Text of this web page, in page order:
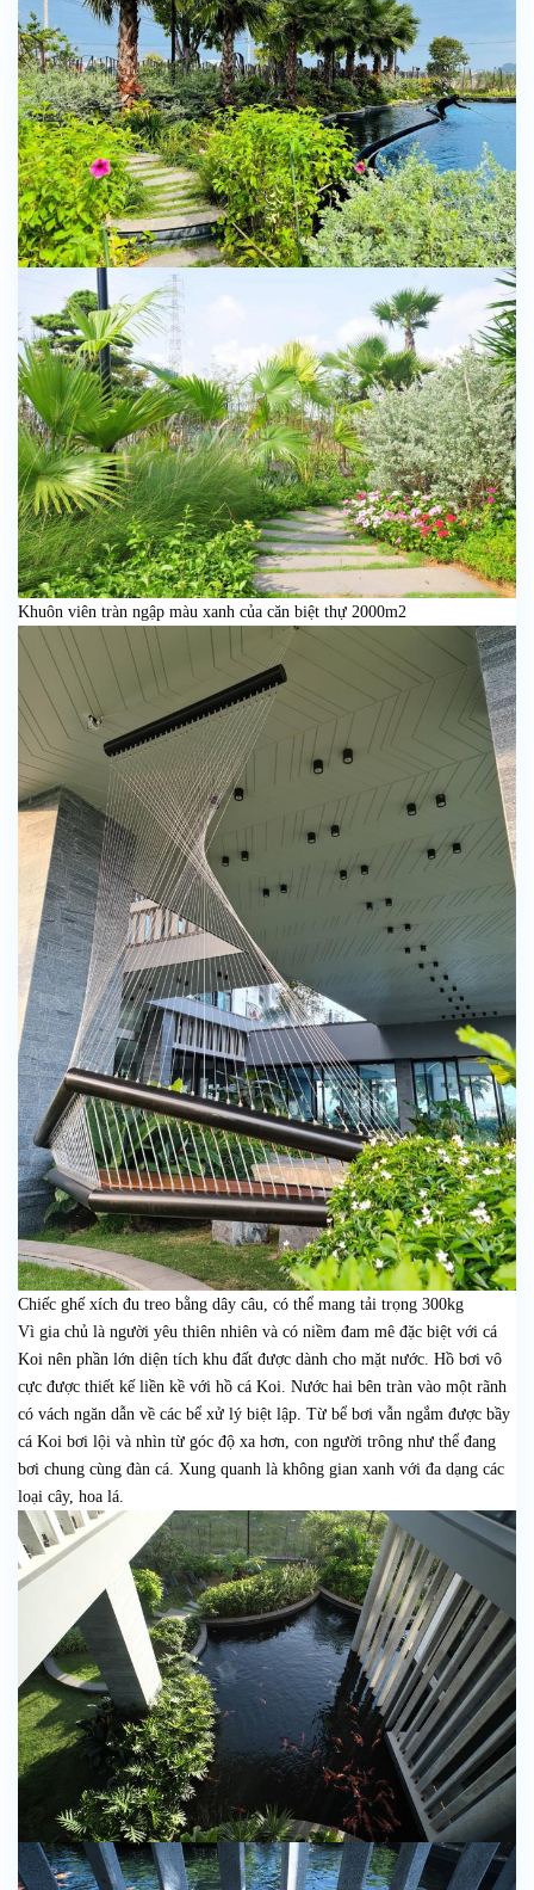
Khuôn viên tràn ngập màu xanh của căn biệt thự 2000m2
Chiếc ghế xích đu treo bằng dây câu, có thể mang tải trọng 300kg
Vì gia chủ là người yêu thiên nhiên và có niềm đam mê đặc biệt với cá
Koi nên phần lớn diện tích khu đất được dành cho mặt nước. Hồ bơi vô
cực được thiết kế liền kề với hồ cá Koi. Nước hai bên tràn vào một rãnh
có vách ngăn dẫn về các bể xử lý biệt lập. Từ bể bơi vẫn ngắm được bầy
cá Koi bơi lội và nhìn từ góc độ xa hơn, con người trông như thể đang
bơi chung cùng đàn cá. Xung quanh là không gian xanh với đa dạng các
loại cây, hoa lá.